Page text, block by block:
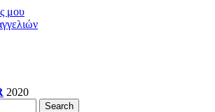
μου
2020
Search